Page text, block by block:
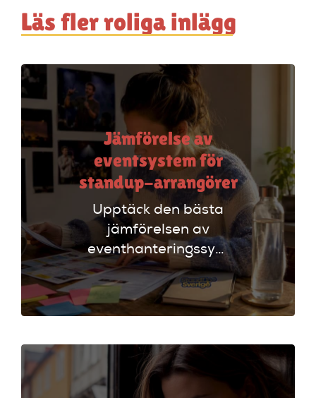
Läs fler roliga inlägg
Jämförelse av
eventsystem för
standup-arrangörer
Upptäck den bästa
jämförelsen av
eventhanteringssystem
för standup-
arrangörer. Få
insikter om
evenemangskalender
och biljettlänkar!